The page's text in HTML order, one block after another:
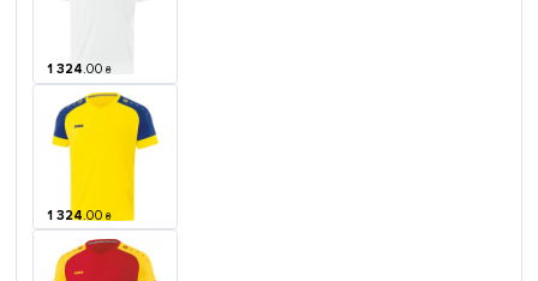
1 324.00 ₴
1 324.00 ₴